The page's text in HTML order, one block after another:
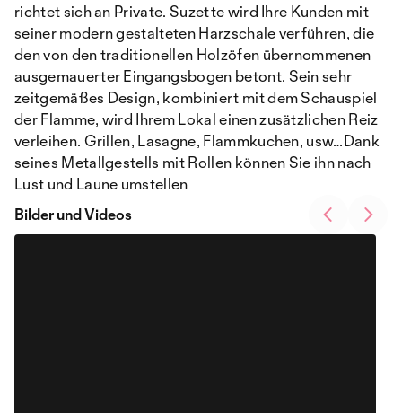
richtet sich an Private. Suzette wird Ihre Kunden mit
seiner modern gestalteten Harzschale verführen, die
den von den traditionellen Holzöfen übernommenen
ausgemauerter Eingangsbogen betont. Sein sehr
zeitgemäßes Design, kombiniert mit dem Schauspiel
der Flamme, wird Ihrem Lokal einen zusätzlichen Reiz
verleihen. Grillen, Lasagne, Flammkuchen, usw…Dank
seines Metallgestells mit Rollen können Sie ihn nach
Lust und Laune umstellen
Bilder und Videos